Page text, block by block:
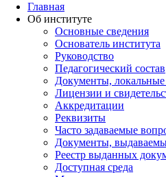
Главная
Об институте
Основные сведения
Основатель института
Руководство
Педагогический состав
Документы,
Лицензии и
Аккредитации
Реквизиты
Часто задаваемые
Документы,
Реестр выданных
Доступная среда